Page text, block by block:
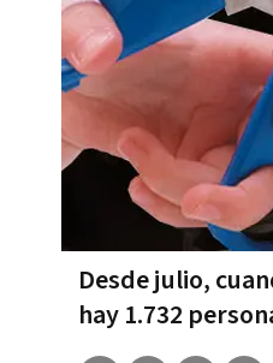
Desde julio,
hay 1.732